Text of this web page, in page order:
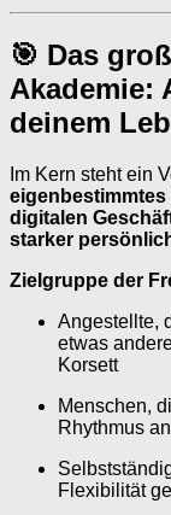
🎯 Das
Akademie:
deinem
Im Kern steht ein
eigenbestimmtes
digitalen
starker
Zielgruppe der
Angestellte,
etwas
Korsett
Menschen,
Rhythmus
Flexibilität